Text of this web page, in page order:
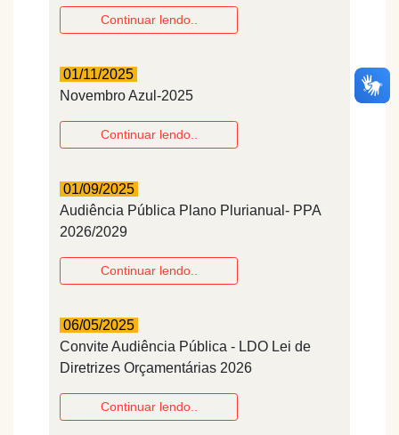
Continuar lendo..
01/11/2025
Novembro Azul-2025
Continuar lendo..
01/09/2025
Audiência Pública Plano Plurianual- PPA
2026/2029
Continuar lendo..
06/05/2025
Convite Audiência Pública - LDO Lei de
Diretrizes Orçamentárias 2026
Continuar lendo..